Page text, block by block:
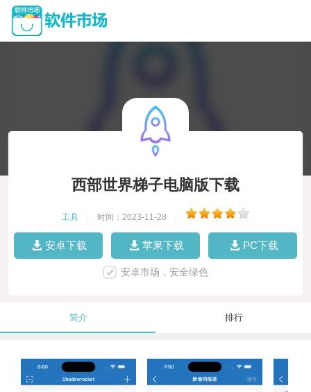
西部世界梯子电脑版下载
工具 时间：2023-11-28
安卓下载 苹果下载 PC下载
安卓市场，安全绿色
简介 排行